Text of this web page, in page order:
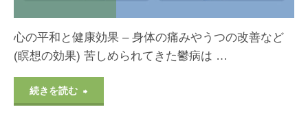
心の平和と健康効果 – 身体の痛みやうつの改善など
(瞑想の効果) 苦しめられてきた鬱病は …
続きを読む